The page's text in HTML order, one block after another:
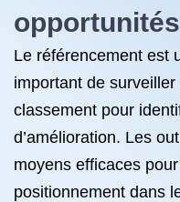
Le référencement est
important de
classement pour
d’amélioration. Les
moyens efficaces
positionnement dans